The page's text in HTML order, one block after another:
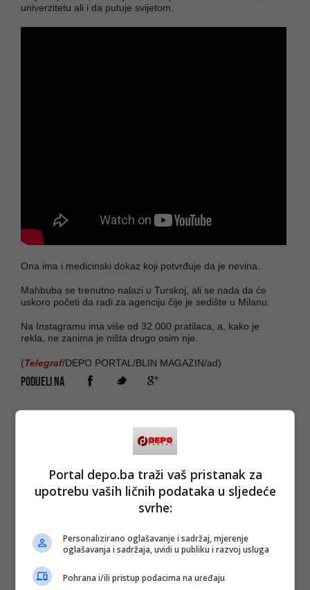
univerzitetu ali i da putuje svijetom.
Ona ima i medicinski dokaz koji potvrđuje da je nevina.
Mahbuba se trenutno nalazi u Turskoj, ali se nada da će
uskoro početi da radi za agenciju čije je sedište u Milanu.
Na Instagramu ima više od 32.000 pratilaca, a, kako je
rekla, ne zanima je ništa drugo osim nje.
(Telegraf/DEPO PORTAL/BLIN MAGAZIN/ad)
PODIJELI NA
#nevinost #djevica
#prodaja
#manekenka
Portal depo.ba traži vaš pristanak za
upotrebu vaših ličnih podataka u sljedeće
svrhe:
Personalizirano oglašavanje i sadržaj, mjerenje
oglašavanja i sadržaja, uvidi u publiku i razvoj usluga
Pohrana i/ili pristup podacima na uređaju